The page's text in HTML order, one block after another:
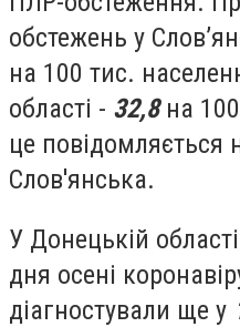
обстежень у
на 100 тис.
області - 32,8на
це повідомляється
Слов'янська.
У Донецькій
дня осені
діагностували ще у